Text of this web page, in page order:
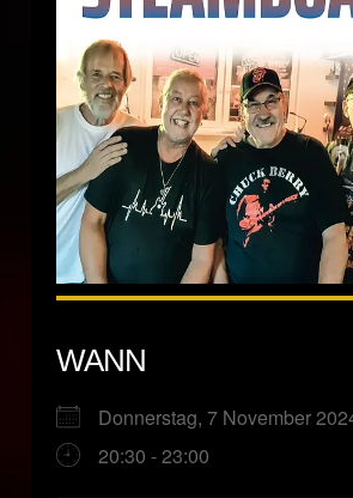
WANN
Donnerstag, 7 November
20:30 - 23:00